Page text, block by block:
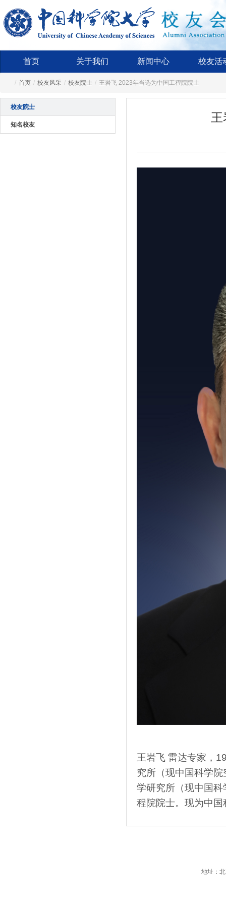
首页 关于我们 新闻中心 校友活
/ 首页 / 校友风采 / 校友院士 / 王岩飞 2023年当选为中国工程院院士
校友院士
知名校友
王
王岩飞 雷达专家，
究所（现中国科学
学研究所（现中国
程院院士。现为中
地址：